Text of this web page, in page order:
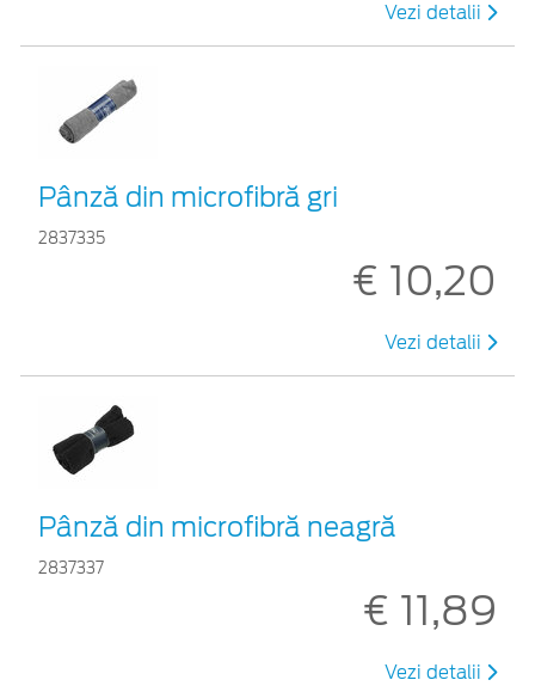
Vezi detalii
Pânză din microfibră gri
2837335
€ 10,20
Vezi detalii
Pânză din microfibră neagră
2837337
€ 11,89
Vezi detalii